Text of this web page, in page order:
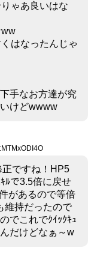
ゃあ良いはな
はなったんじゃ
手なお方達が究
けどwwww
正ですね！HP5
ﾙで3.5倍に戻せ
があるので等倍
維持だったので
でこれでｸｲｯｸｷｭ
だけどなぁ～w